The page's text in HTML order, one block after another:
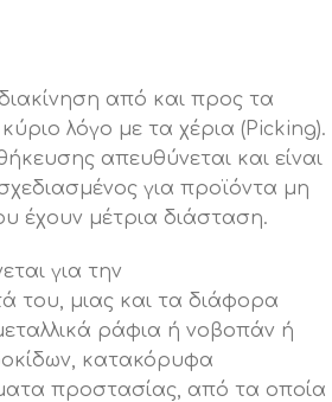
από και προς τα
λόγο με τα χέρια (Picking).
απευθύνεται και είναι
για προϊόντα μη
έχουν μέτρια διάσταση.
για την
του, μιας και τα διάφορα
ράφια ή νοβοπάν ή
κατακόρυφα
προστασίας, από τα οποία